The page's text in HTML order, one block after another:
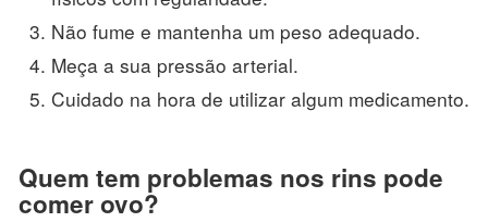
Não fume e mantenha um peso adequado.
Meça a sua pressão arterial.
Cuidado na hora de utilizar algum medicamento.
Quem tem problemas nos rins pode
comer ovo?